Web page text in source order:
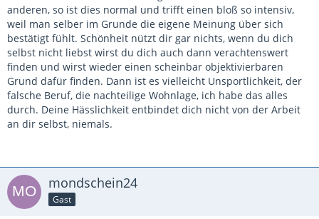
anderen, so ist dies normal und trifft einen bloß so intensiv,
weil man selber im Grunde die eigene Meinung über sich
bestätigt fühlt. Schönheit nützt dir gar nichts, wenn du dich
selbst nicht liebst wirst du dich auch dann verachtenswert
finden und wirst wieder einen scheinbar objektivierbaren
Grund dafür finden. Dann ist es vielleicht Unsportlichkeit, der
falsche Beruf, die nachteilige Wohnlage, ich habe das alles
durch. Deine Hässlichkeit entbindet dich nicht von der Arbeit
an dir selbst, niemals.
mondschein24
Gast